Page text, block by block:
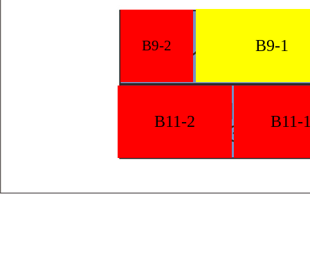
B11-2
B9-2 B9-1
B11-